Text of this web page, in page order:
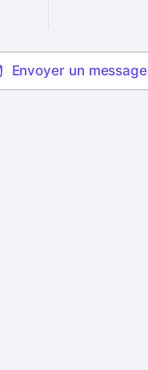
Envoyer un message